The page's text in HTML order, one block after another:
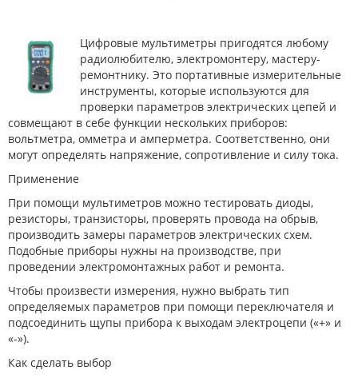
Цифровые мультиметры пригодятся любому
радиолюбителю, электромонтеру, мастеру-
ремонтнику. Это портативные измерительные
инструменты, которые используются для
проверки параметров электрических цепей и
совмещают в себе функции нескольких приборов:
вольтметра, омметра и амперметра. Соответственно, они
могут определять напряжение, сопротивление и силу тока.
Применение
При помощи мультиметров можно тестировать диоды,
резисторы, транзисторы, проверять провода на обрыв,
производить замеры параметров электрических схем.
Подобные приборы нужны на производстве, при
проведении электромонтажных работ и ремонта.
Чтобы произвести измерения, нужно выбрать тип
определяемых параметров при помощи переключателя и
подсоединить щупы прибора к выходам электроцепи («+» и
«-»).
Как сделать выбор